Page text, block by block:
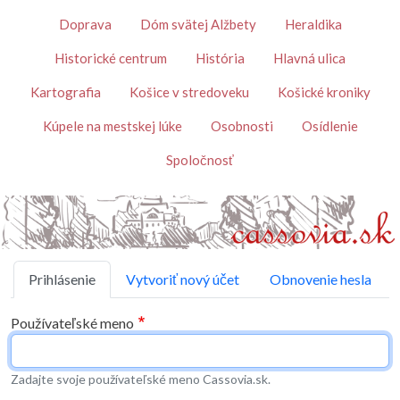
TémyDoprava Dóm svätej Alžbety Heraldika
Historické centrum História Hlavná ulica
Kartografia Košice v stredoveku Košické kroniky
Kúpele na mestskej lúke Osobnosti Osídlenie
Spoločnosť
Primárne karty
Prihlásenie Vytvoriť nový účet Obnovenie hesla
Používateľské meno
Zadajte svoje používateľské meno Cassovia.sk.